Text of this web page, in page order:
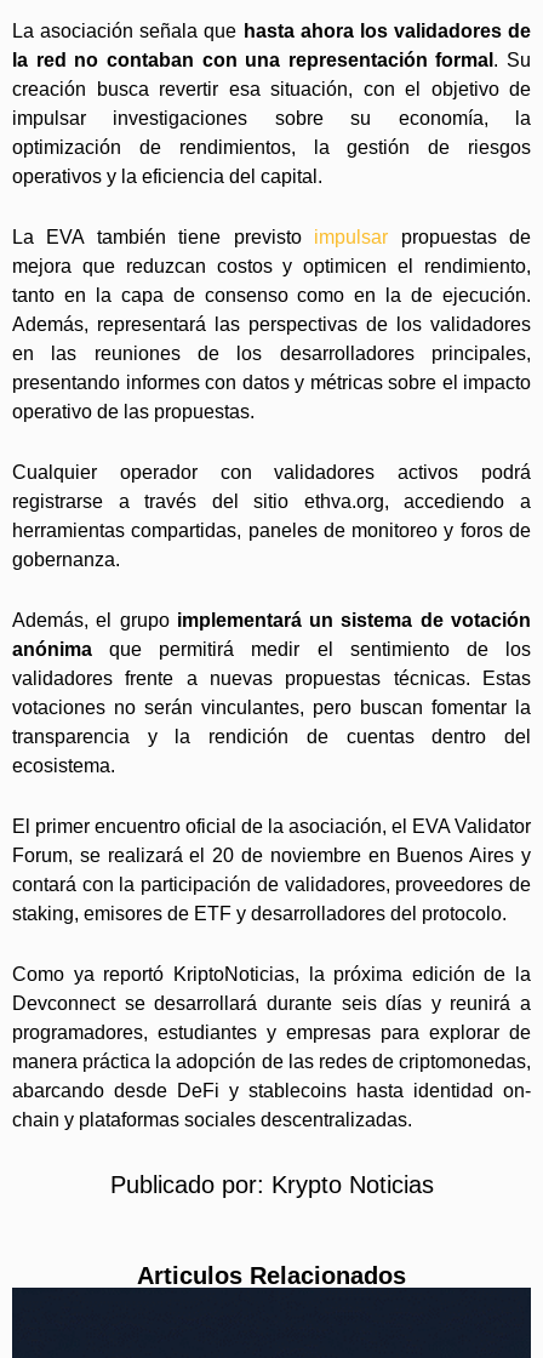
La asociación señala que hasta ahora los validadores de
la red no contaban con una representación formal . Su
creación busca revertir esa situación, con el objetivo de
impulsar investigaciones sobre su economía, la
optimización de rendimientos, la gestión de riesgos
operativos y la eficiencia del capital.
La EVA también tiene previsto impulsar propuestas de
mejora que reduzcan costos y optimicen el rendimiento,
tanto en la capa de consenso como en la de ejecución.
Además, representará las perspectivas de los validadores
en las reuniones de los desarrolladores principales,
presentando informes con datos y métricas sobre el impacto
operativo de las propuestas.
Cualquier operador con validadores activos podrá
registrarse a través del sitio ethva.org, accediendo a
herramientas compartidas, paneles de monitoreo y foros de
gobernanza.
Además, el grupoimplementará un sistema de votación
anónima que permitirá medir el sentimiento de los
validadores frente a nuevas propuestas técnicas. Estas
votaciones no serán vinculantes, pero buscan fomentar la
transparencia y la rendición de cuentas dentro del
ecosistema.
El primer encuentro oficial de la asociación, el EVA Validator
Forum, se realizará el 20 de noviembre en Buenos Aires y
contará con la participación de validadores, proveedores de
staking, emisores de ETF y desarrolladores del protocolo.
Como ya reportó KriptoNoticias, la próxima edición de la
Devconnect se desarrollará durante seis días y reunirá a
programadores, estudiantes y empresas para explorar de
manera práctica la adopción de las redes de criptomonedas,
abarcando desde DeFi y stablecoins hasta identidad on-
chain y plataformas sociales descentralizadas.
Publicado por: Krypto Noticias
Articulos Relacionados